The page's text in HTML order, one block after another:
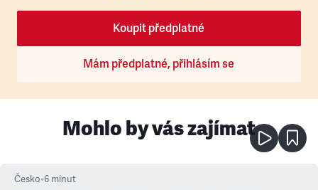
Koupit předplatné
Mám předplatné, přihlásím se
Mohlo by vás zajímat
Česko•6 minut